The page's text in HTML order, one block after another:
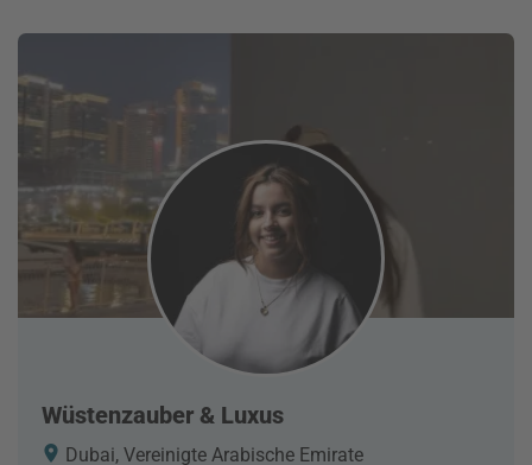
Wüstenzauber & Luxus
Dubai, Vereinigte Arabische Emirate